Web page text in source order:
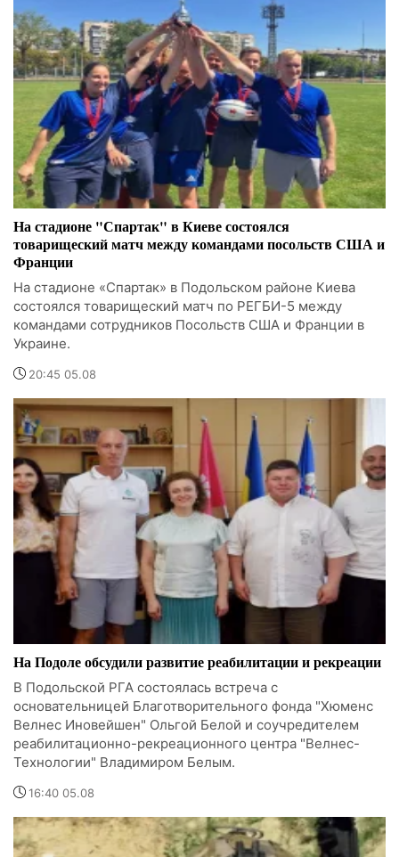
На стадионе "Спартак" в Киеве состоялся
товарищеский матч между командами посольств США и
Франции
На стадионе «Спартак» в Подольском районе Киева
состоялся товарищеский матч по РЕГБИ-5 между
командами сотрудников Посольств США и Франции в
Украине.
20:45 05.08
На Подоле обсудили развитие реабилитации и рекреации
В Подольской РГА состоялась встреча с
основательницей Благотворительного фонда "Хюменс
Велнес Иновейшен" Ольгой Белой и соучредителем
реабилитационно-рекреационного центра "Велнес-
Технологии" Владимиром Белым.
16:40 05.08